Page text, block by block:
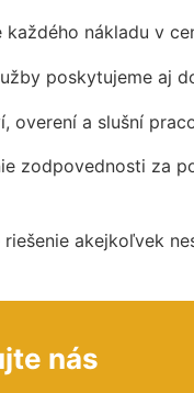
každého nákladu v
poskytujeme aj
overení a slušní
zodpovednosti za
akejkoľvek
nás